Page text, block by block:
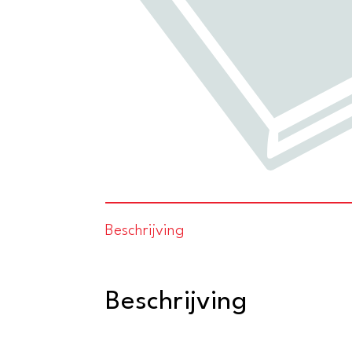
Beschrijving
Beschrijving